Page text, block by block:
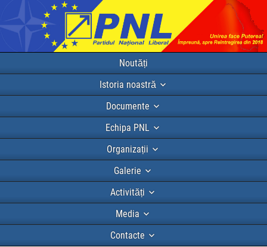
Noutăți
Istoria noastră
Documente
Echipa PNL
Organizații
Galerie
Activități
Media
Contacte